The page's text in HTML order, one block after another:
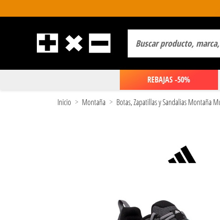
REBAJAS -50%
Inicio Montaña Botas, Zapatillas y Sandalias Montaña